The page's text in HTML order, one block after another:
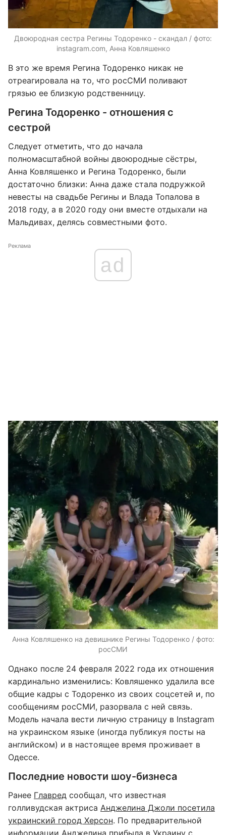
Двоюродная сестра Регины Тодоренко - скандал / фото:
instagram.com, Анна Ковляшенко
В это же время Регина Тодоренко никак не
отреагировала на то, что росСМИ поливают
грязью ее близкую родственницу.
Регина Тодоренко - отношения с
сестрой
Следует отметить, что до начала
полномасштабной войны двоюродные сёстры,
Анна Ковляшенко и Регина Тодоренко, были
достаточно близки: Анна даже стала подружкой
невесты на свадьбе Регины и Влада Топалова в
2018 году, а в 2020 году они вместе отдыхали на
Мальдивах, делясь совместными фото.
Реклама
ad
Анна Ковляшенко на девишнике Регины Тодоренко / фото:
росСМИ
Однако после 24 февраля 2022 года их отношения
кардинально изменились: Ковляшенко удалила все
общие кадры с Тодоренко из своих соцсетей и, по
сообщениям росСМИ, разорвала с ней связь.
Модель начала вести личную страницу в Instagram
на украинском языке (иногда публикуя посты на
английском) и в настоящее время проживает в
Одессе.
Последние новости шоу-бизнеса
Ранее Главред сообщал, что известная
голливудская актриса Анджелина Джоли посетила
украинский город Херсон. По предварительной
информации Анджелина прибыла в Украину с